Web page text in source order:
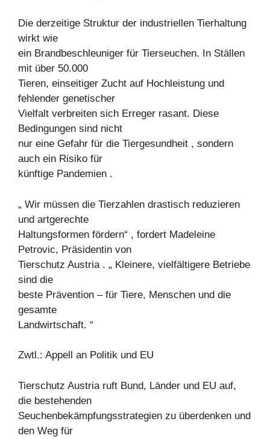
Die derzeitige Struktur der industriellen Tierhaltung
wirkt wie
ein Brandbeschleuniger für Tierseuchen. In Ställen
mit über 50.000
Tieren, einseitiger Zucht auf Hochleistung und
fehlender genetischer
Vielfalt verbreiten sich Erreger rasant. Diese
Bedingungen sind nicht
nur eine Gefahr für die Tiergesundheit , sondern
auch ein Risiko für
künftige Pandemien .
„ Wir müssen die Tierzahlen drastisch reduzieren
und artgerechte
Haltungsformen fördern“ , fordert Madeleine
Petrovic, Präsidentin von
Tierschutz Austria . „ Kleinere, vielfältigere Betriebe
sind die
beste Prävention – für Tiere, Menschen und die
gesamte
Landwirtschaft. “
Zwtl.: Appell an Politik und EU
Tierschutz Austria ruft Bund, Länder und EU auf,
die bestehenden
Seuchenbekämpfungsstrategien zu überdenken und
den Weg für